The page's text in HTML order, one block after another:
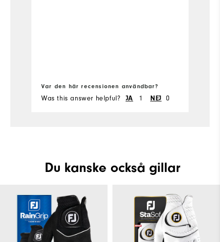
Var den här recensionen användbar?
Was this answer helpful? JA 1 NEJ 0
Du kanske också gillar